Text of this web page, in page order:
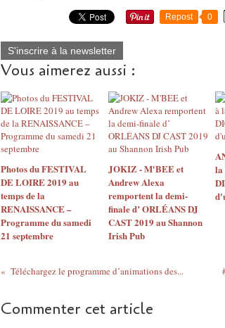
Repost 0
S'inscrire à la newsletter
Vous aimerez aussi :
Photos du FESTIVAL
DE LOIRE 2019 au
temps de la
RENAISSANCE –
Programme du samedi
21 septembre
JOKIZ - M'BEE et
Andrew Alexa
remportent la demi-
finale d’ ORLÉANS DJ
CAST 2019 au Shannon
Irish Pub
la
Téléchargez le programme d’animations des...
Commenter cet article